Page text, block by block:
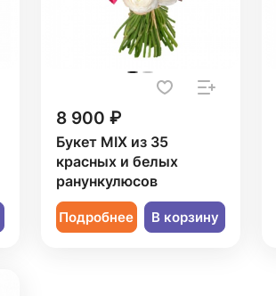
8 900 ₽
Букет MIX из 35
красных и белых
ранункулюсов
Подробнее В корзину